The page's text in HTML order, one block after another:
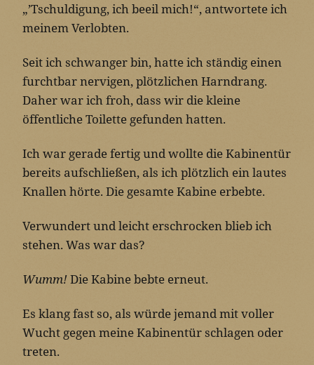
„’Tschuldigung, ich beeil mich!“, antwortete ich
meinem Verlobten.
Seit ich schwanger bin, hatte ich ständig einen
furchtbar nervigen, plötzlichen Harndrang.
Daher war ich froh, dass wir die kleine
öffentliche Toilette gefunden hatten.
Ich war gerade fertig und wollte die Kabinentür
bereits aufschließen, als ich plötzlich ein lautes
Knallen hörte. Die gesamte Kabine erbebte.
Verwundert und leicht erschrocken blieb ich
stehen. Was war das?
Wumm!Die Kabine bebte erneut.
Es klang fast so, als würde jemand mit voller
Wucht gegen meine Kabinentür schlagen oder
treten.